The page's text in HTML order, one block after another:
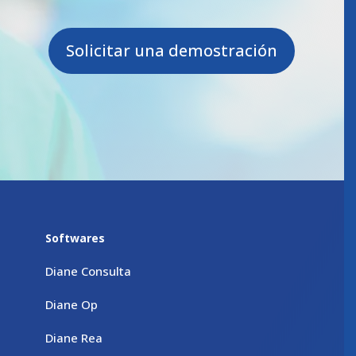
Solicitar una demostración
Softwares
Diane Consulta
Diane Op
Diane Rea